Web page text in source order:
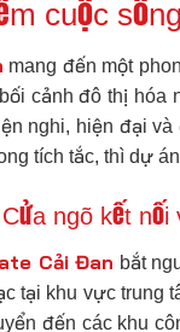
cuộc
mang đến một
cảnh đô thị
nghi, hiện đại
tích tắc, thì dự
ngõ kết
Cải Đan bắt
tại khu vực trung
đến các khu